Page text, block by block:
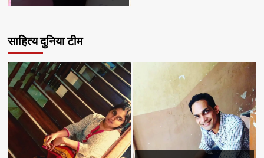
साहित्य दुनिया टीम